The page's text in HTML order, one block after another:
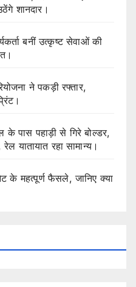
शानदार।
बनीं उत्कृष्ट सेवाओं की
ने पकड़ी रफ्तार,
के पास पहाड़ी से गिरे बोल्डर,
यातायात रहा सामान्य।
के महत्पूर्ण फैसले, जानिए क्या